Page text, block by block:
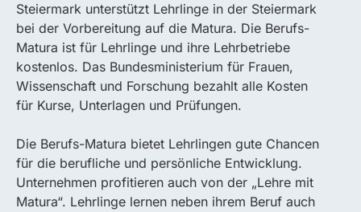
Steiermark unterstützt Lehrlinge in der Steiermark
bei der Vorbereitung auf die Matura. Die Berufs-
Matura ist für Lehrlinge und ihre Lehrbetriebe
kostenlos. Das Bundesministerium für Frauen,
Wissenschaft und Forschung bezahlt alle Kosten
für Kurse, Unterlagen und Prüfungen.
Die Berufs-Matura bietet Lehrlingen gute Chancen
für die berufliche und persönliche Entwicklung.
Unternehmen profitieren auch von der „Lehre mit
Matura“. Lehrlinge lernen neben ihrem Beruf auch